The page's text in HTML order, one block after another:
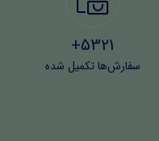
5321+
سفارش‌ها تکمیل شده